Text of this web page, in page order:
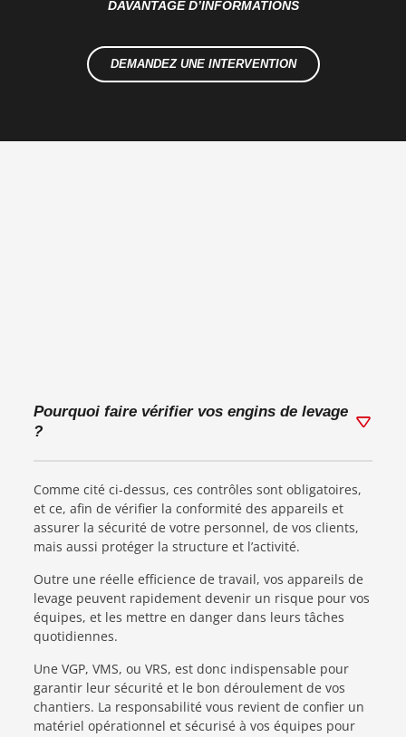
DAVANTAGE D’INFORMATIONS
DEMANDEZ UNE INTERVENTION
Pourquoi faire vérifier vos engins de levage
?
Comme cité ci-dessus, ces contrôles sont obligatoires,
et ce, afin de vérifier la conformité des appareils et
assurer la sécurité de votre personnel, de vos clients,
mais aussi protéger la structure et l’activité.
Outre une réelle efficience de travail, vos appareils de
levage peuvent rapidement devenir un risque pour vos
équipes, et les mettre en danger dans leurs tâches
quotidiennes.
Une VGP, VMS, ou VRS, est donc indispensable pour
garantir leur sécurité et le bon déroulement de vos
chantiers. La responsabilité vous revient de confier un
matériel opérationnel et sécurisé à vos équipes pour